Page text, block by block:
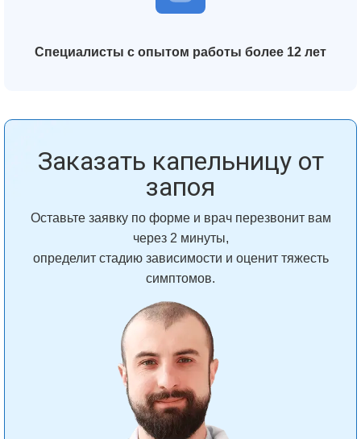
Специалисты с опытом работы более 12 лет
Заказать капельницу от
запоя
Оставьте заявку по форме и врач перезвонит вам
через 2 минуты,
определит стадию зависимости и оценит тяжесть
симптомов.